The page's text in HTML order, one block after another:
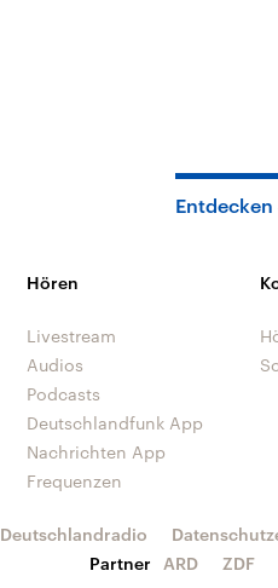
Hören
Livestream
Audios
Podcasts
Deutschlandfunk App
Nachrichten App
Frequenzen
Deutschlandradio
Partner
ARD ZDF